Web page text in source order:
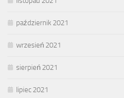
październik 2021
wrzesień 2021
sierpień 2021
lipiec 2021